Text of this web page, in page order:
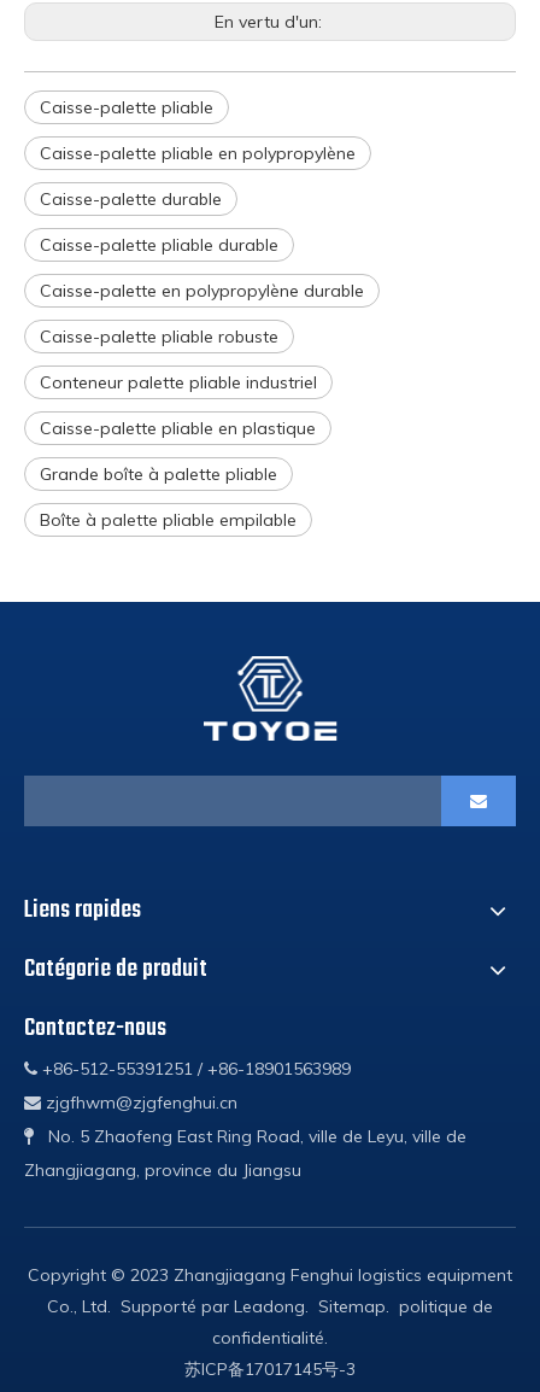
En vertu d'un:
Caisse-palette pliable
Caisse-palette pliable en polypropylène
Caisse-palette durable
Caisse-palette pliable durable
Caisse-palette en polypropylène durable
Caisse-palette pliable robuste
Conteneur palette pliable industriel
Caisse-palette pliable en plastique
Grande boîte à palette pliable
Boîte à palette pliable empilable
Liens rapides
Catégorie de produit
Contactez-nous
 +86-512-55391251 / +86-18901563989
 zjgfhwm@zjgfenghui.cn

No. 5 Zhaofeng East Ring Road, ville de Leyu, ville de
Zhangjiagang, province du Jiangsu
Copyright © 2023 Zhangjiagang Fenghui logistics equipment
Co., Ltd. Supporté par Leadong. Sitemap. politique de
confidentialité.
苏ICP备17017145号-3